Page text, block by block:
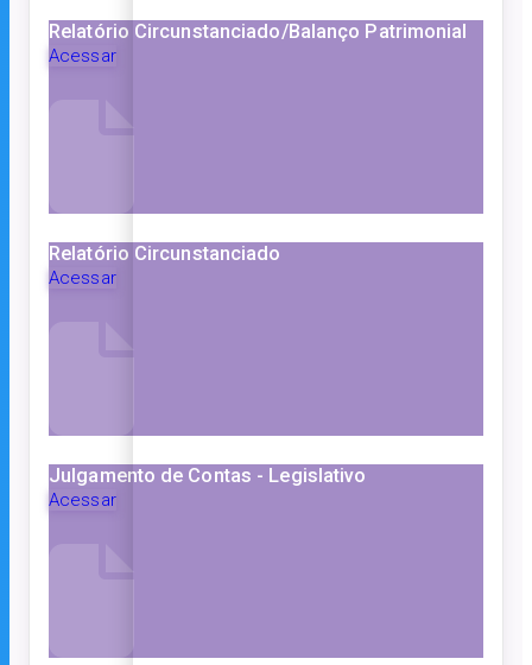
Relatório Circunstanciado/Balanço Patrimonial
Acessar
Relatório Circunstanciado
Acessar
Julgamento de Contas - Legislativo
Acessar